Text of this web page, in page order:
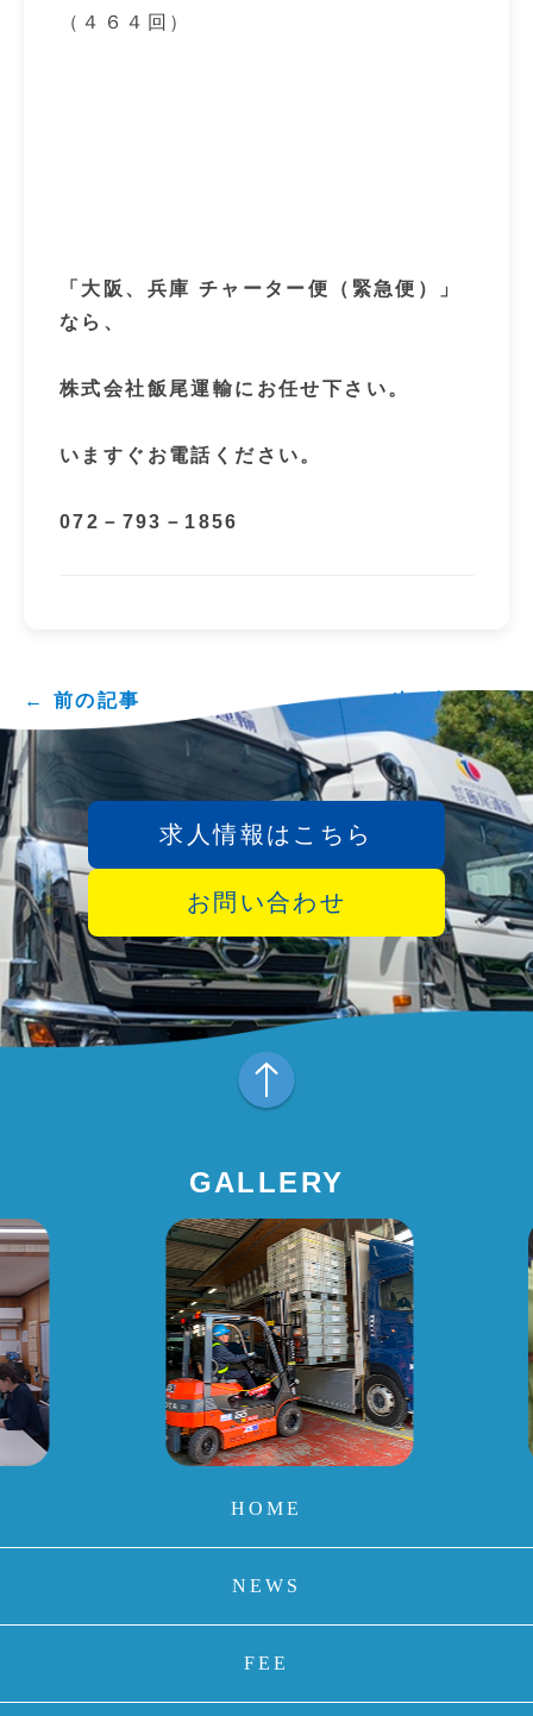
（４６４回）
「大阪、兵庫 チャーター便（緊急便）」
なら、
株式会社飯尾運輸にお任せ下さい。
いますぐお電話ください。
072 － 793 － 1856
← 前の記事 次の記事 →
求人情報はこちら
お問い合わせ
GALLERY
HOME
NEWS
FEE